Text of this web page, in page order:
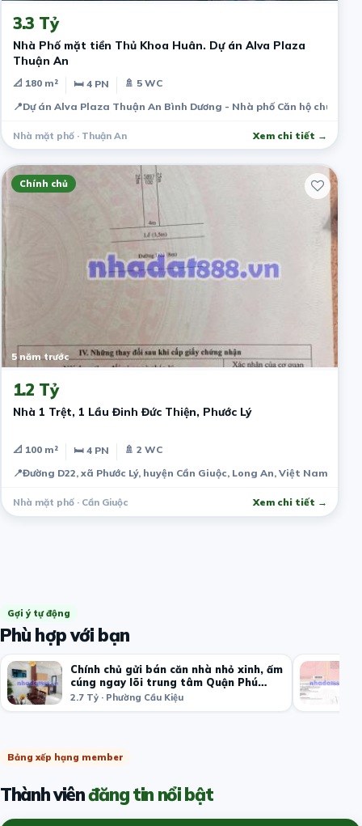
3.3 Tỷ
Nhà Phố mặt tiền Thủ Khoa Huân. Dự án Alva Plaza
Thuận An
📐 180 m² 🛏 4 PN
🚿 5 WC
📍Dự án Alva Plaza Thuận An Bình Dương - Nhà phố Căn hộ chung
Nhà mặt phố · Thuận An Xem chi tiết →
Chính chủ
5 năm trước
1.2 Tỷ
Nhà 1 Trệt, 1 Lầu Đinh Đức Thiện, Phước Lý
📐 100 m² 🛏 4 PN
🚿 2 WC
📍Đường D22, xã Phước Lý, huyện Cần Giuộc, Long An, Việt Nam
Nhà mặt phố · Cần Giuộc Xem chi tiết →
Gợi ý tự động
Phù hợp với bạn
​Chính chủ gửi bán căn nhà nhỏ xinh, ấm
cúng ngay lõi trung tâm Quận Phú
Nhuận
2.7 Tỷ · Phường Cầu Kiệu
Bảng xếp hạng member
Thành viênđăng tin nổi bật